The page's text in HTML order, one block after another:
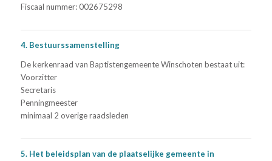
Fiscaal nummer: 002675298
4. Bestuurssamenstelling
De kerkenraad van Baptistengemeente Winschoten bestaat uit:
Voorzitter
Secretaris
Penningmeester
minimaal 2 overige raadsleden
5. Het beleidsplan van de plaatselijke gemeente in